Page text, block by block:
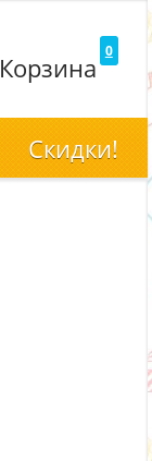
0
Корзина
Скидки!